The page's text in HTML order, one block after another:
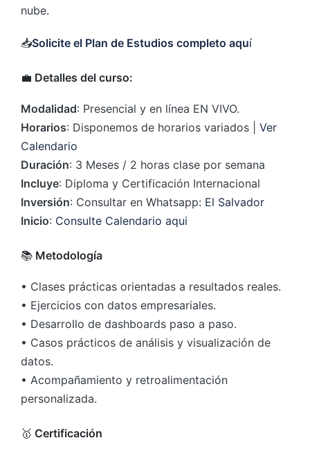
nube.
📥Solicite el Plan de Estudios completo aquí
💼 Detalles del curso:
Modalidad: Presencial y en línea EN VIVO.
Horarios: Disponemos de horarios variados | Ver
Calendario
Duración: 3 Meses / 2 horas clase por semana
Incluye: Diploma y Certificación Internacional
Inversión: Consultar en Whatsapp: El Salvador
Inicio: Consulte Calendario aqui
📚 Metodología
• Clases prácticas orientadas a resultados reales.
• Ejercicios con datos empresariales.
• Desarrollo de dashboards paso a paso.
• Casos prácticos de análisis y visualización de
datos.
• Acompañamiento y retroalimentación
personalizada.
🥇 Certificación